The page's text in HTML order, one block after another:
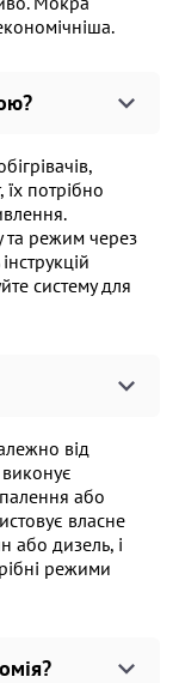
потрібно
та режим через
систему для
від
або
власне
або дизель, і
режими